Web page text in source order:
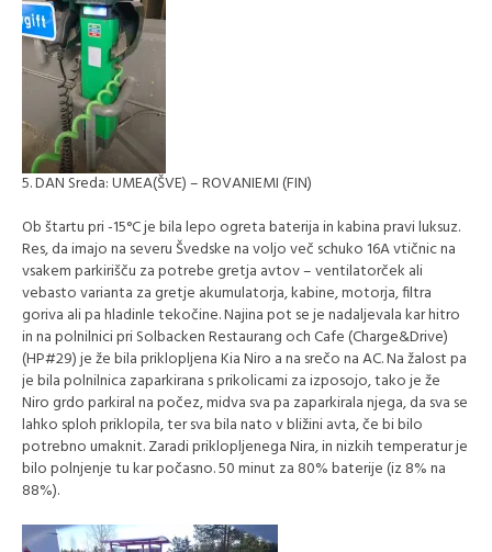
5. DAN Sreda: UMEA(ŠVE) – ROVANIEMI (FIN)
Ob štartu pri -15°C je bila lepo ogreta baterija in kabina pravi luksuz.
Res, da imajo na severu Švedske na voljo več schuko 16A vtičnic na
vsakem parkirišču za potrebe gretja avtov – ventilatorček ali
vebasto varianta za gretje akumulatorja, kabine, motorja, filtra
goriva ali pa hladinle tekočine. Najina pot se je nadaljevala kar hitro
in na polnilnici pri Solbacken Restaurang och Cafe (Charge&Drive)
(HP#29) je že bila priklopljena Kia Niro a na srečo na AC. Na žalost pa
je bila polnilnica zaparkirana s prikolicami za izposojo, tako je že
Niro grdo parkiral na počez, midva sva pa zaparkirala njega, da sva se
lahko sploh priklopila, ter sva bila nato v bližini avta, če bi bilo
potrebno umaknit. Zaradi priklopljenega Nira, in nizkih temperatur je
bilo polnjenje tu kar počasno. 50 minut za 80% baterije (iz 8% na
88%).